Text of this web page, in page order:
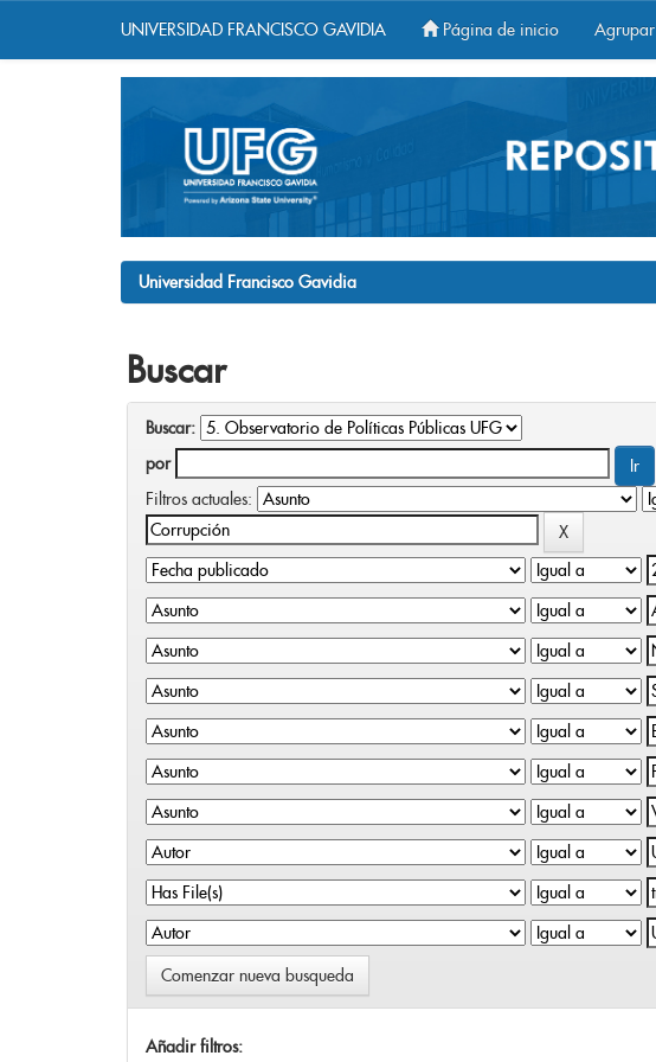
UNIVERSIDAD FRANCISCO GAVIDIA Página de inicio Agrupar
Universidad Francisco Gavidia
Buscar
Buscar:
por
Filtros actuales:
Comenzar nueva busqueda
Añadir filtros: